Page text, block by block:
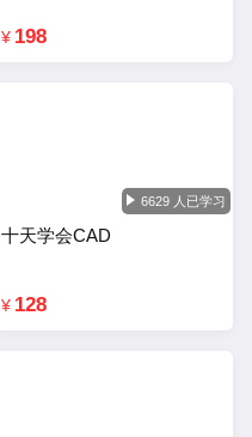
¥ 198
6629 人已学习
十天学会CAD
¥ 128